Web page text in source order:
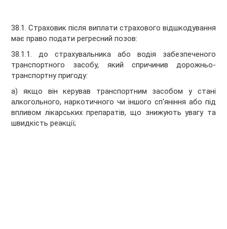
38.1. Страховик після виплати страхового відшкодування
має право подати регресний позов:
38.1.1. до страхувальника або водія забезпеченого
транспортного засобу, який спричинив дорожньо-
транспортну пригоду:
а) якщо він керував транспортним засобом у стані
алкогольного, наркотичного чи іншого сп'яніння або під
впливом лікарських препаратів, що знижують увагу та
швидкість реакції;